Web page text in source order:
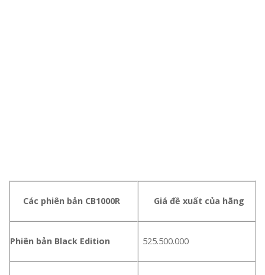
Các phiên bản CB1000R Giá đề xuất của hãng
Phiên bản Black Edition 525.500.000